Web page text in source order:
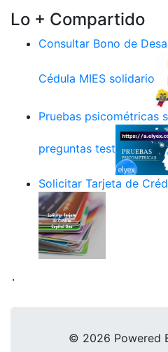
Lo + Compartido
Consultar Bono de
Cédula MIES solidario
Pruebas psicométricas
preguntas test
Solicitar Tarjeta de
.
© 2026 Powered